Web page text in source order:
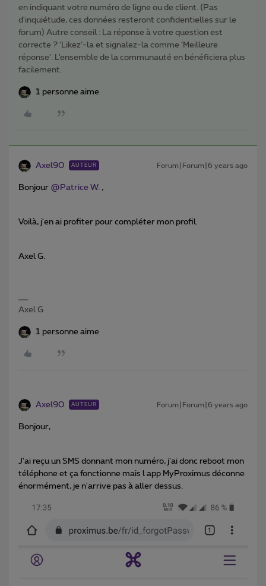
en indiquant votre numéro de ligne ou de client. (Pas
d'inquiétude, ces données resteront confidentielles sur le
forum) Autre conseil : La réponse à votre question est
correcte ? ‘Likez’-la et signalez-la comme ‘Meilleure
réponse’. L’ensemble de la communauté en bénéficiera plus
facilement.
1 personne aime
Axel90 AUTEUR Forum|Forum|6 years ago
Bonjour @Patrice W. ,
Voilà, j'en ai profiter pour compléter mon profil.
Axel G.
Axel G
1 personne aime
Axel90 AUTEUR Forum|Forum|6 years ago
Bonjour,
J'ai reçu un SMS donnant mon numéro, j'ai donc reboot mon
téléphone et ça fonctionne mais l app MyProximus déconne
énormément, je n'arrive pas à aller dessus.